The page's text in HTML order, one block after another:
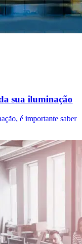
sua iluminação
é importante saber